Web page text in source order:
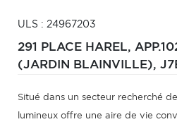
ULS : 24967203
291 PLACE HAREL,
(JARDIN BLAINVILLE),
Situé dans un secteur recherché
lumineux offre une aire de vie